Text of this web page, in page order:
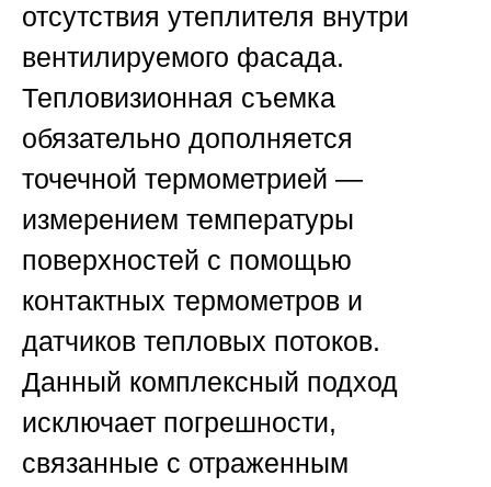
отсутствия утеплителя внутри
вентилируемого фасада.
Тепловизионная съемка
обязательно дополняется
точечной термометрией —
измерением температуры
поверхностей с помощью
контактных термометров и
датчиков тепловых потоков.
Данный комплексный подход
исключает погрешности,
связанные с отраженным